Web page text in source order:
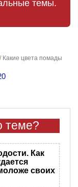
темы.
/ Какие цвета помады
теме?
Как
своих